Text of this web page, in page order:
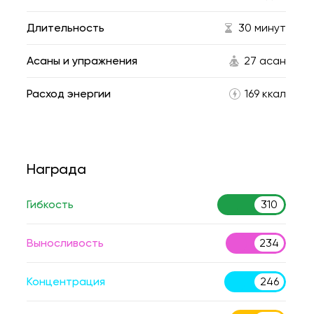
Длительность 30 минут
Асаны и упражнения 27 асан
Расход энергии 169 ккал
Награда
Гибкость 310
Выносливость 234
Концентрация 246